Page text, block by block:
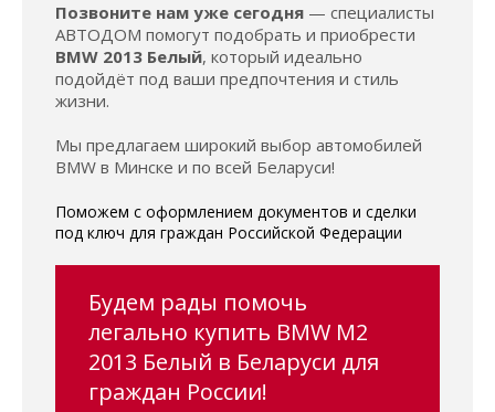
Позвоните нам уже сегодня — специалисты
АВТОДОМ помогут подобрать и приобрести
BMW 2013 Белый, который идеально
подойдёт под ваши предпочтения и стиль
жизни.
Мы предлагаем широкий выбор автомобилей
BMW в Минске и по всей Беларуси!
Поможем с оформлением документов и сделки
под ключ для граждан Российской Федерации
Будем рады помочь
легально купить BMW M2
2013 Белый в Беларуси для
граждан России!